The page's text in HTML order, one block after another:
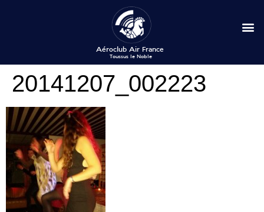
20141207_002223